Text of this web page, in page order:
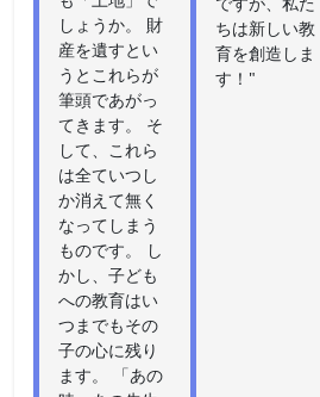
しょうか。 財
産を遺すとい
うとこれらが
筆頭であがっ
てきます。 そ
して、これら
は全ていつし
か消えて無く
なってしまう
ものです。 し
かし、子ども
への教育はい
つまでもその
子の心に残り
ます。 「あの
ちは新しい教
育を創造しま
す！"